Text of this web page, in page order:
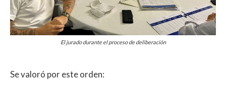
El jurado durante el proceso de deliberación
Se valoró por este orden: